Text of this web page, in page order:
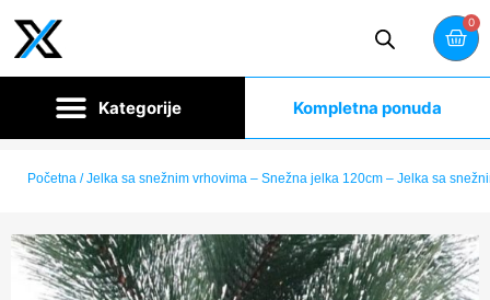
0
Kompletna ponuda
Početna / Jelka sa snežnim vrhovima – Snežna jelka 120cm – Jelka sa